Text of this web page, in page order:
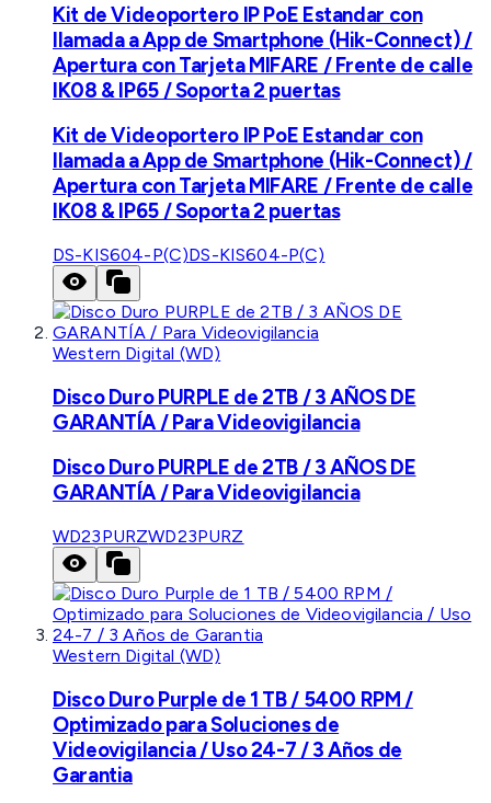
Kit de Videoportero IP PoE Estandar con
llamada a App de Smartphone (Hik-Connect) /
Apertura con Tarjeta MIFARE / Frente de calle
IK08 & IP65 / Soporta 2 puertas
Kit de Videoportero IP PoE Estandar con
llamada a App de Smartphone (Hik-Connect) /
Apertura con Tarjeta MIFARE / Frente de calle
IK08 & IP65 / Soporta 2 puertas
DS-KIS604-P(C)DS-KIS604-P(C)
Western Digital (WD)
Disco Duro PURPLE de 2TB / 3 AÑOS DE
GARANTÍA / Para Videovigilancia
Disco Duro PURPLE de 2TB / 3 AÑOS DE
GARANTÍA / Para Videovigilancia
WD23PURZWD23PURZ
Western Digital (WD)
Disco Duro Purple de 1 TB / 5400 RPM /
Optimizado para Soluciones de
Videovigilancia / Uso 24-7 / 3 Años de
Garantia